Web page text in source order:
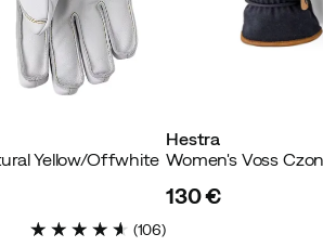
Yellow/Offwhite
(106)
Hestra
130 €